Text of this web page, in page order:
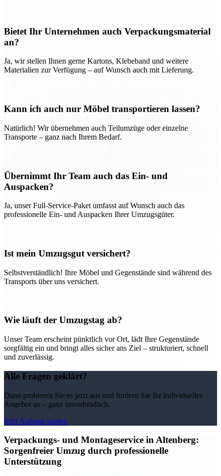
Bietet Ihr Unternehmen auch Verpackungsmaterial
an?
Ja, wir stellen Ihnen gerne Kartons, Klebeband und weitere
Materialien zur Verfügung – auf Wunsch auch mit Lieferung.
Kann ich auch nur Möbel transportieren lassen?
Natürlich! Wir übernehmen auch Teilumzüge oder einzelne
Transporte – ganz nach Ihrem Bedarf.
Übernimmt Ihr Team auch das Ein- und
Auspacken?
Ja, unser Full-Service-Paket umfasst auf Wunsch auch das
professionelle Ein- und Auspacken Ihrer Umzugsgüter.
Ist mein Umzugsgut versichert?
Selbstverständlich! Ihre Möbel und Gegenstände sind während des
Transports über uns versichert.
Wie läuft der Umzugstag ab?
Unser Team erscheint pünktlich vor Ort, lädt Ihre Gegenstände
sorgfältig ein und bringt alles sicher ans Ziel – strukturiert, schnell
und zuverlässig.
Alle Fragen geklärt?
Dann probieren Sie es jetzt aus und fordern Sie Ihr individuelles
Angebot an – ganz unverbindlich.
Jetzt Anfrage starten
Verpackungs- und Montageservice in Altenberg:
Sorgenfreier Umzug durch professionelle
Unterstützung